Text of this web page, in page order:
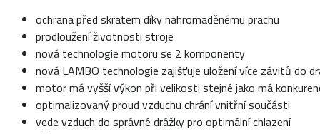
ochrana před skratem díky nahromaděnému prachu
prodloužení životnosti stroje
nová technologie motoru se 2 komponenty
nová LAMBO technologie zajišťuje uložení více závitů do
motor má vyšší výkon při velikosti stejné jako má
optimalizovaný proud vzduchu chrání vnitřní součásti
vede vzduch do správné drážky pro optimální chlazení